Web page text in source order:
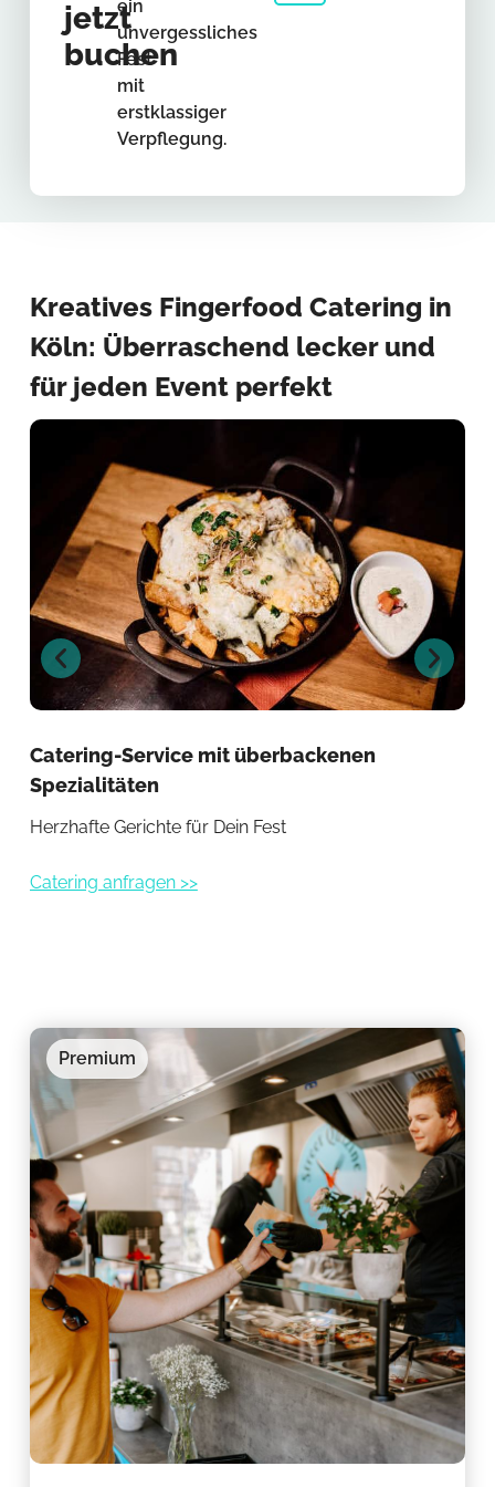
jetzt
buchen
ein
unvergessliches
Fest
mit
erstklassiger
Verpflegung.
Kreatives Fingerfood Catering in
Köln: Überraschend lecker und
für jeden Event perfekt
Catering-Service mit überbackenen
Spezialitäten
Herzhafte Gerichte für Dein Fest
Catering anfragen >>
Premium